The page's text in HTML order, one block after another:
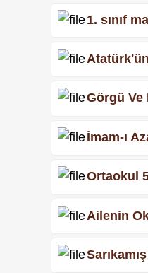
1. sınıf
Görgü Ve
İmam-ı
Ortaokul
Ailenin